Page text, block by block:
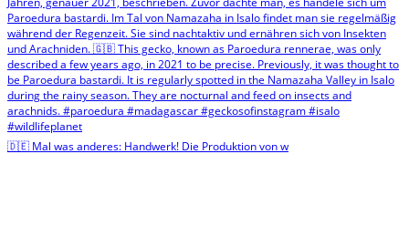
🇩🇪 Mal was anderes: Handwerk! Die Produktion von w